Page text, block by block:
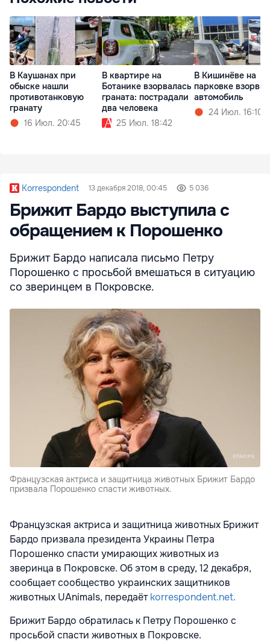
В Каушанах при
обыске нашли
противотанковую
гранату
16 Июл. 20:45
В квартире на
Ботанике взорвалась
граната: пострадали
два человека
25 Июл. 18:42
В Кишинёве на
парковке
автомобиль
24 Июл. 16:10
Korrespondent 13 декабря 2018, 00:45 5 036
Брижит Бардо выступила с
обращением к Порошенко
Брижит Бардо написала письмо Петру
Порошенко с просьбой вмешаться в ситуацию
со зверинцем в Покровске.
Французская актриса и защитница животных Брижит Бардо
призвала Порошенко спасти животных.
Французская актриса и защитница животных Брижит
Бардо призвала президента Украины Петра
Порошенко спасти умирающих животных из
зверинца в Покровске. Об этом в среду, 12 декабря,
сообщает сообщество украинских защитников
животных UAnimals, передаётkorrespondent.net.
Брижит Бардо обратилась к Петру Порошенко с
просьбой спасти животных в Покровске.